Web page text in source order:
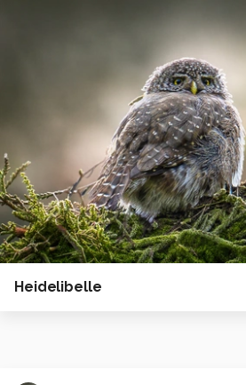
Heidelibelle